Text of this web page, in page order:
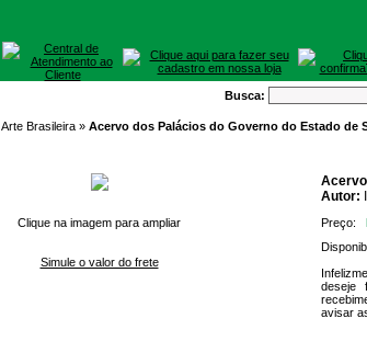
Busca:
Arte Brasileira » Acervo dos Palácios do Governo do Estado de
Clique na imagem para ampliar
Simule o valor do frete
Autor:
Preço:
deseje
avisar